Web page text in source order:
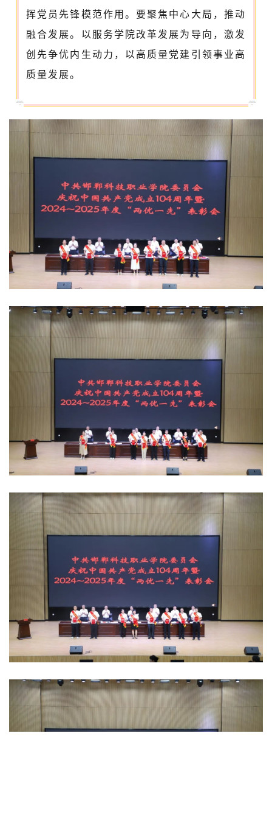
挥党员先锋模范作用。要聚焦中心大局，推动
融合发展。以服务学院改革发展为导向，激发
创先争优内生动力，以高质量党建引领事业高
质量发展。